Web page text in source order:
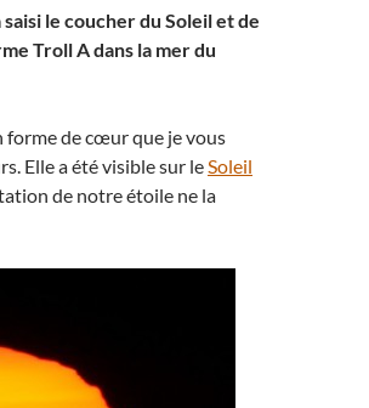
le coucher du Soleil et de
Troll A dans la mer du
forme de cœur que je vous
Elle a été visible sur leSoleil
de notre étoile ne la